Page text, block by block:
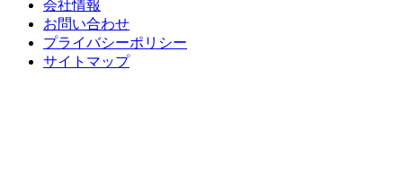
会社情報
お問い合わせ
プライバシーポリシー
サイトマップ